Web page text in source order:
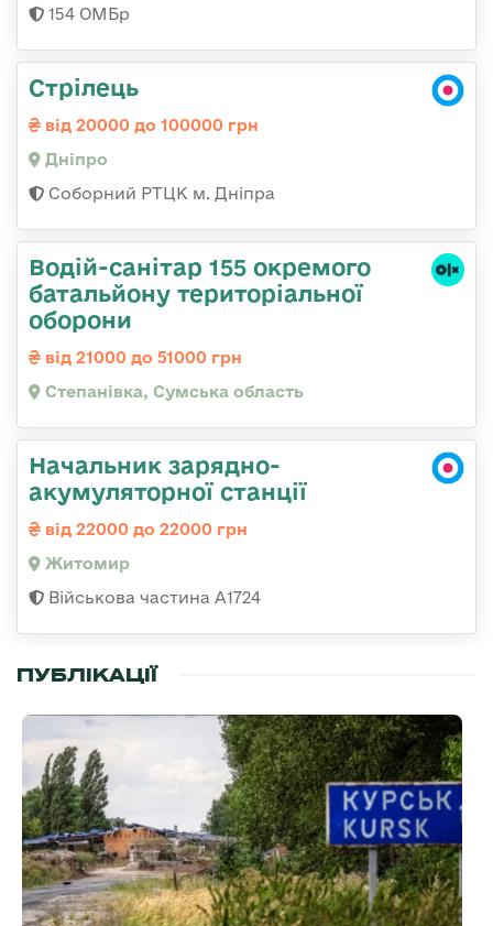
154 ОМБр
Стрілець
від 20000 до 100000 грн
Дніпро
Соборний РТЦК м. Дніпра
Водій-санітар 155 окремого
батальйону територіальної
оборони
від 21000 до 51000 грн
Степанівка, Сумська область
Начальник зарядно-
акумуляторної станції
від 22000 до 22000 грн
Житомир
Військова частина А1724
ПУБЛІКАЦІЇ